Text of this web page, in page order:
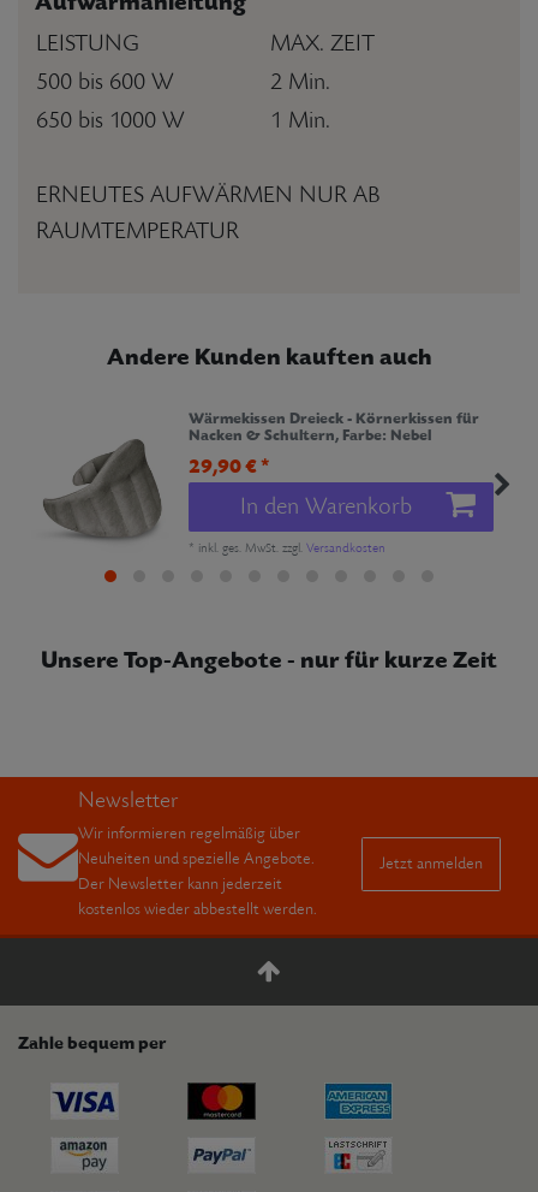
LEISTUNG
MAX. ZEIT
500 bis 600 W
2 Min.
650 bis 1000 W
1 Min.
ERNEUTES AUFWÄRMEN NUR AB
RAUMTEMPERATUR
Andere Kunden kauften auch
Wärmekissen Dreieck - Körnerkissen für
Nacken & Schultern, Farbe: Nebel
29,90 € *
In den Warenkorb
* inkl. ges. MwSt. zzgl.Versandkosten
Unsere Top-Angebote - nur für kurze Zeit
Newsletter
Wir informieren regelmäßig über
Neuheiten und spezielle Angebote.
Der Newsletter kann jederzeit
kostenlos wieder abbestellt werden.
Jetzt anmelden
Zahle bequem per